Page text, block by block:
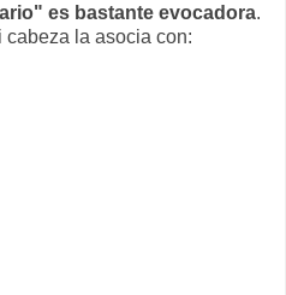
es bastante evocadora.
la asocia con: